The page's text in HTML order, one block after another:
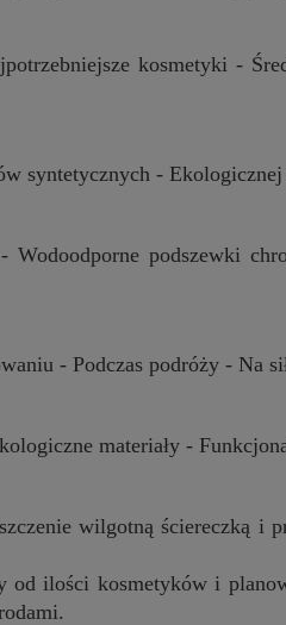
kosmetyki -
syntetycznych -
podszewki
- Podczas podróży - Na
materiały -
wilgotną ściereczką i
od ilości kosmetyków i